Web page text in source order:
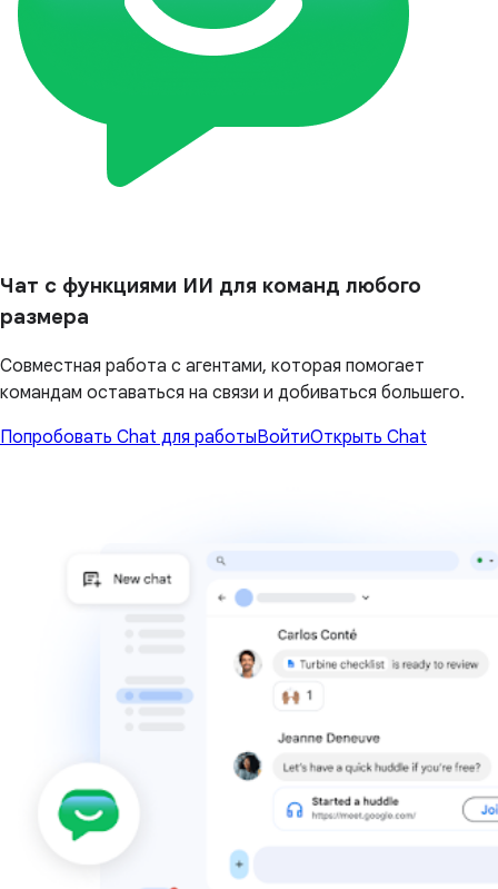
Чат с функциями ИИ для команд любого
размера
Совместная работа с агентами, которая помогает
командам оставаться на связи и добиваться большего.
Попробовать Chat для работыВойтиОткрыть Chat